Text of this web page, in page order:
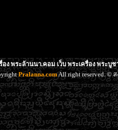
ง พระล้านนา.คอม เว็บ พระเครื่อง พระบู
Pralanna.comAll right reserved. ©